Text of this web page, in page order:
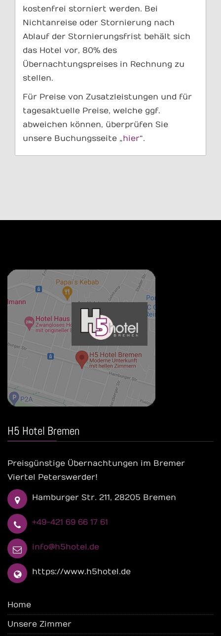
kostenfrei storniert werden. Bei
Nichtanreise oder Stornierung nach
Ablauf der Stornierungsfrist behält sich
das Hotel vor, 80% des
Übernachtungspreises in Rechnung zu
stellen.
Für Preise von Zusatzleistungen und für
tagesaktuelle Preise, welche ggf.
abweichen können, überprüfen Sie
unsere Buchungsseite „hier“.
H5 Hotel Bremen
Preisgünstige Übernachtungen im Bremer
Viertel Peterswerder!
Hamburger Str. 211, 28205 Bremen
+49-421 69 66 17 61
info@h5hotel.de
https://www.h5hotel.de
Home
Unsere Zimmer